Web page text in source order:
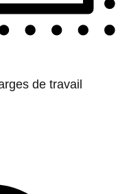
de travail